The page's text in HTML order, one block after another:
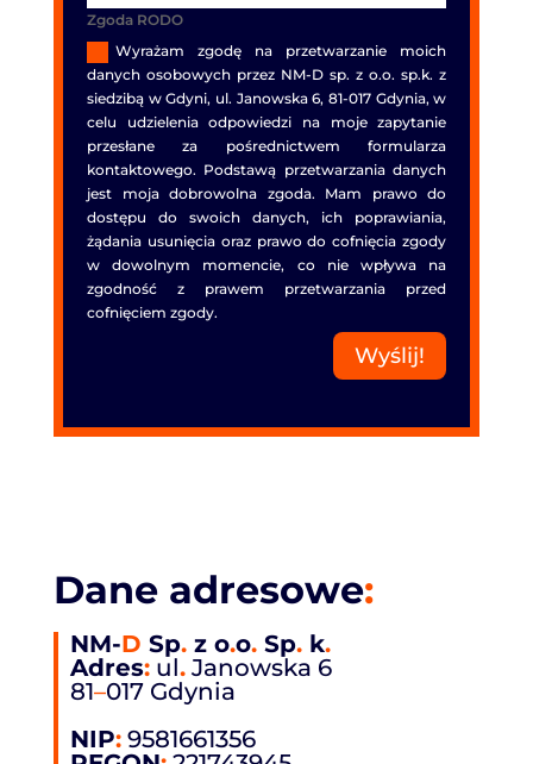
Zgoda RODO
Wyrażam zgodę na przetwarzanie moich
danych osobowych przez NM-D sp. z o.o. sp.k. z
siedzibą w Gdyni, ul. Janowska 6, 81-017 Gdynia, w
celu udzielenia odpowiedzi na moje zapytanie
przesłane za pośrednictwem formularza
kontaktowego. Podstawą przetwarzania danych
jest moja dobrowolna zgoda. Mam prawo do
dostępu do swoich danych, ich poprawiania,
żądania usunięcia oraz prawo do cofnięcia zgody
w dowolnym momencie, co nie wpływa na
zgodność z prawem przetwarzania przed
cofnięciem zgody.
Wyślij!
Dane adresowe:
NM-D Sp.z o.o.Sp.k.
Adres:ul.Janowska 6
81–017 Gdynia
NIP:9581661356